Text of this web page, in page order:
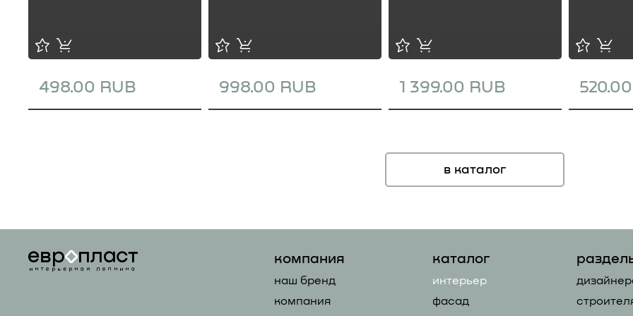
498.00 RUB 998.00 RUB 1 399.00 RUB
в каталог
компания
наш бренд
компания
каталог
интерьер
фасад